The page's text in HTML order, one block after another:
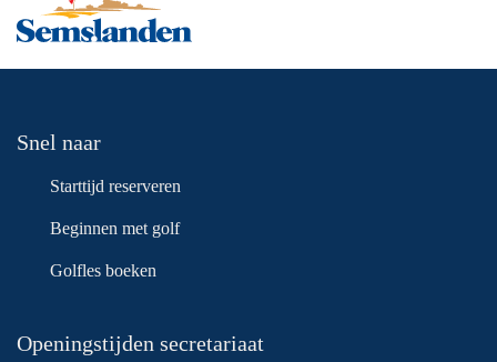
Snel naar
Starttijd reserveren
Beginnen met golf
Golfles boeken
Openingstijden secretariaat